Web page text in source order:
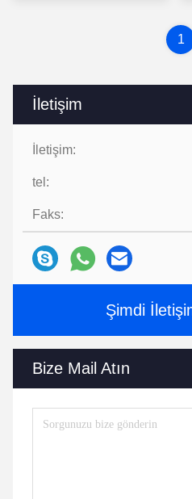
İletişim
İletişim:
tel:
Faks:
Şimdi
Bize Mail Atın
1